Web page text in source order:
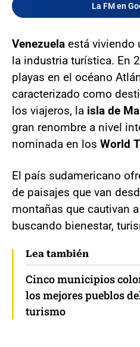
La FM en
Venezuela está viviendo
la industria turística. En
playas en el océano
caracterizado como
los viajeros, la isla de
gran renombre a nivel
nominada en los World
El país sudamericano
de paisajes que van
montañas que cautivan
buscando bienestar,
Lea también
Cinco municipios
los mejores pueblos
turismo